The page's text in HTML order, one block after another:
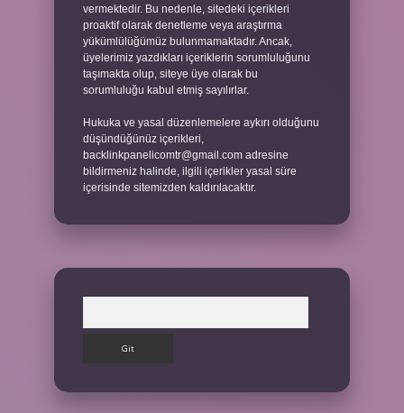
vermektedir. Bu nedenle, sitedeki içerikleri
proaktif olarak denetleme veya araştırma
yükümlülüğümüz bulunmamaktadır. Ancak,
üyelerimiz yazdıkları içeriklerin sorumluluğunu
taşımakta olup, siteye üye olarak bu
sorumluluğu kabul etmiş sayılırlar.
Hukuka ve yasal düzenlemelere aykırı olduğunu
düşündüğünüz içerikleri,
backlinkpanelicomtr@gmail.com adresine
bildirmeniz halinde, ilgili içerikler yasal süre
içerisinde sitemizden kaldırılacaktır.